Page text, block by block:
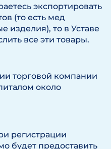
экспортировать
(то есть мед
изделия), то в Уставе
все эти товары.
торговой компании
около
регистрации
будет предоставить